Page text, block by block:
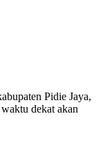
Pidie Jaya,
dekat akan